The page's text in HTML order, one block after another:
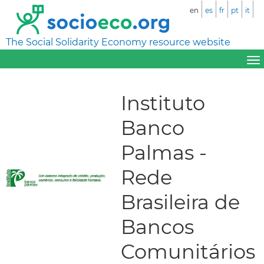
The Social Solidarity Economy resource website
en es fr pt it
Instituto
Banco
Palmas -
Rede
Brasileira de
Bancos
Comunitários